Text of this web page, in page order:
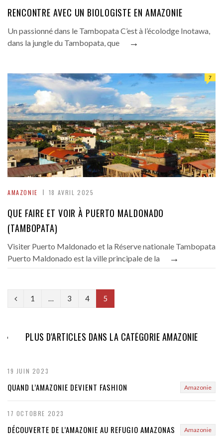
RENCONTRE AVEC UN BIOLOGISTE EN AMAZONIE
Un passionné dans le Tambopata C’est à l’écolodge Inotawa,
dans la jungle du Tambopata, que
→
AMAZONIE 18 AVRIL 2025
7
QUE FAIRE ET VOIR À PUERTO MALDONADO
(TAMBOPATA)
Visiter Puerto Maldonado et la Réserve nationale Tambopata
Puerto Maldonado est la ville principale de la
→
P
i
o
u
1 … 3 4 5
PLUS D'ARTICLES DANS LA CATÉGORIE AMAZONIE
19 JUIN 2023
QUAND L’AMAZONIE DEVIENT FASHION Amazonie
17 OCTOBRE 2023
DÉCOUVERTE DE L’AMAZONIE AU REFUGIO AMAZONAS Amazonie